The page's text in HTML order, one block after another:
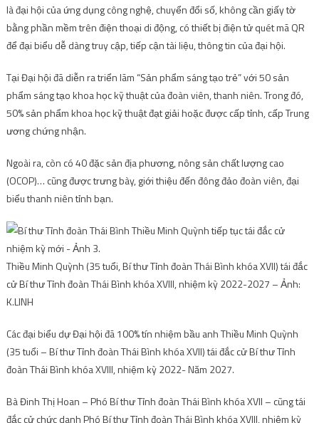
là đại hội của ứng dụng công nghệ, chuyển đổi số, không cần giấy tờ
bằng phần mềm trên điện thoại di động, có thiết bị điện tử quét mã QR
để đại biểu dễ dàng truy cập, tiếp cận tài liệu, thông tin của đại hội.
Tại Đại hội đã diễn ra triển lãm “Sản phẩm sáng tạo trẻ” với 50 sản
phẩm sáng tạo khoa học kỹ thuật của đoàn viên, thanh niên. Trong đó,
50% sản phẩm khoa học kỹ thuật đạt giải hoặc được cấp tỉnh, cấp Trung
ương chứng nhận.
Ngoài ra, còn có 40 đặc sản địa phương, nông sản chất lượng cao
(OCOP)… cũng được trưng bày, giới thiệu đến đông đảo đoàn viên, đại
biểu thanh niên tỉnh bạn.
Thiều Minh Quỳnh (35 tuổi, Bí thư Tỉnh đoàn Thái Bình khóa XVII) tái đắc
cử Bí thư Tỉnh đoàn Thái Bình khóa XVIII, nhiệm kỳ 2022-2027 – Ảnh:
K.LINH
Các đại biểu dự Đại hội đã 100% tín nhiệm bầu anh Thiều Minh Quỳnh
(35 tuổi – Bí thư Tỉnh đoàn Thái Bình khóa XVII) tái đắc cử Bí thư Tỉnh
đoàn Thái Bình khóa XVIII, nhiệm kỳ 2022- Năm 2027.
Bà Đinh Thị Hoan – Phó Bí thư Tỉnh đoàn Thái Bình khóa XVII – cũng tái
đắc cử chức danh Phó Bí thư Tỉnh đoàn Thái Bình khóa XVIII, nhiệm kỳ